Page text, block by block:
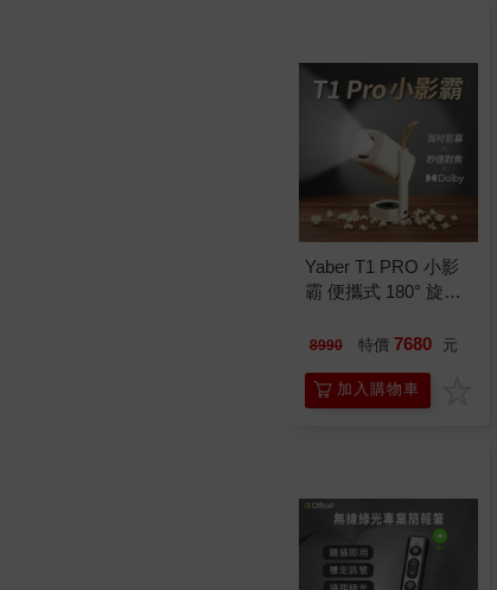
Yaber T1 PRO 小影
霸 便攜式 180° 旋轉
8990 特價 7680 元
加入購物車